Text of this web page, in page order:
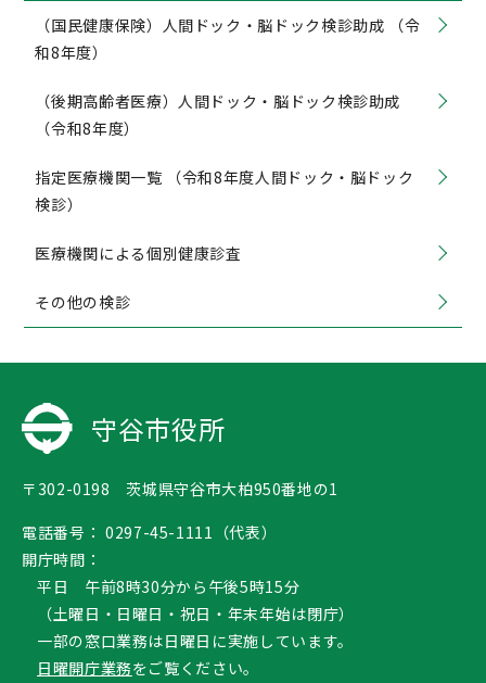
（国民健康保険）人間ドック・脳ドック検診助成 （令
和8年度）
（後期高齢者医療）人間ドック・脳ドック検診助成
（令和8年度）
指定医療機関一覧 （令和8年度人間ドック・脳ドック
検診）
医療機関による個別健康診査
その他の検診
守谷市役所
〒302-0198 茨城県守谷市大柏950番地の1
電話番号： 0297-45-1111（代表）
開庁時間：
平日 午前8時30分から午後5時15分
（土曜日・日曜日・祝日・年末年始は閉庁）
一部の窓口業務は日曜日に実施しています。
日曜開庁業務をご覧ください。